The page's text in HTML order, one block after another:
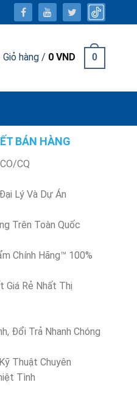
Giỏ hàng / 0VND 0
BÁN HÀNG
CQ
Lý Và Dự Án
Trên Toàn Quốc
Chính Hãng™ 100%
Giá Rẻ Nhất Thị
Đổi Trả Nhanh Chóng
Thuật Chuyên
Tình